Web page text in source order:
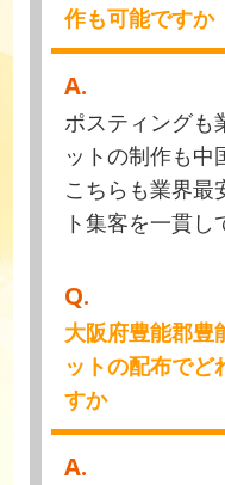
作も可能ですか
A.
ポスティングも
ットの制作も中
こちらも業界最
ト集客を一貫し
Q.
大阪府豊能郡豊
ットの配布でど
すか
A.